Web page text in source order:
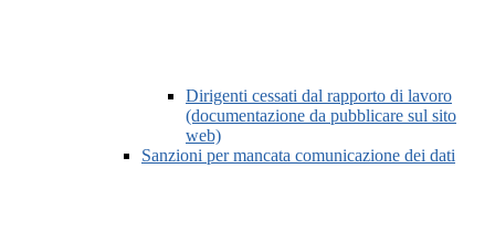
Dirigenti cessati dal rapporto di lavoro
(documentazione da pubblicare sul sito
web)
Sanzioni per mancata comunicazione dei dati